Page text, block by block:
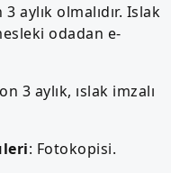
3 aylık olmalıdır. Islak
odadan e-
3 aylık, ıslak imzalı
: Fotokopisi.